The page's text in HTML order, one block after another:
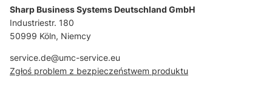
Sharp Business Systems Deutschland GmbH
Industriestr. 180
50999 Köln, Niemcy
service.de@umc-service.eu
Zgłoś problem z bezpieczeństwem produktu